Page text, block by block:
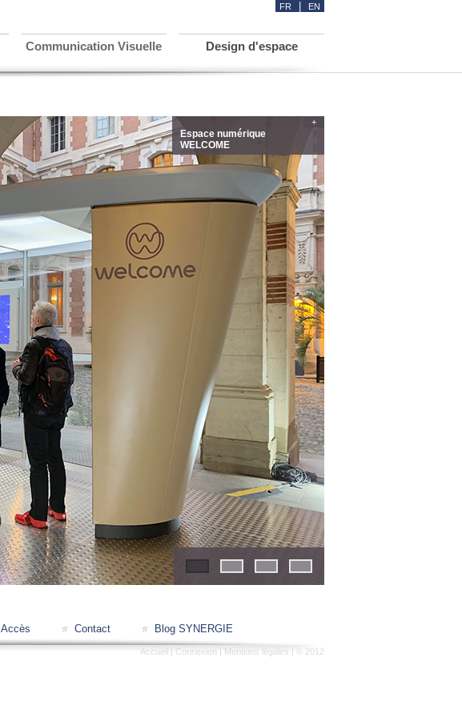
FR EN
Communication Visuelle Design d'espace
Espace numérique
WELCOME
+
Accès Contact Blog SYNERGIE
Accueil Connexion Mentions légales | © 2012